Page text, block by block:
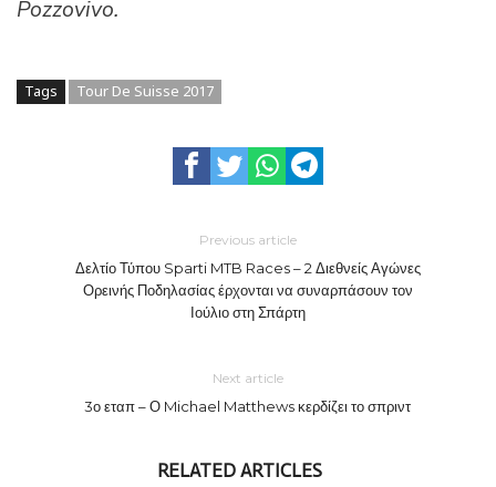
Pozzovivo.
Tags Tour De Suisse 2017
Previous article
Δελτίο Τύπου Sparti MTB Races – 2 Διεθνείς Αγώνες
Ορεινής Ποδηλασίας έρχονται να συναρπάσουν τον
Ιούλιο στη Σπάρτη
Next article
3ο εταπ – Ο Michael Matthews κερδίζει το σπριντ
RELATED ARTICLES